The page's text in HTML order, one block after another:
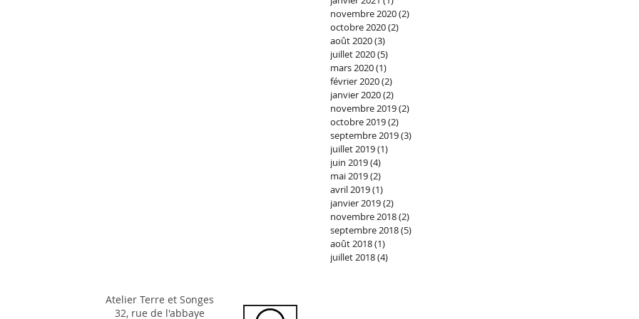
novembre 2020(2)
octobre 2020(2)
août 2020(3)
juillet 2020(5)
mars 2020(1)
février 2020(2)
janvier 2020(2)
novembre 2019(2)
octobre 2019(2)
septembre 2019(3)
juillet 2019(1)
juin 2019(4)
mai 2019(2)
avril 2019(1)
janvier 2019(2)
novembre 2018(2)
septembre 2018(5)
août 2018(1)
juillet 2018(4)
Atelier Terre et Songes
32, rue de l'abbaye